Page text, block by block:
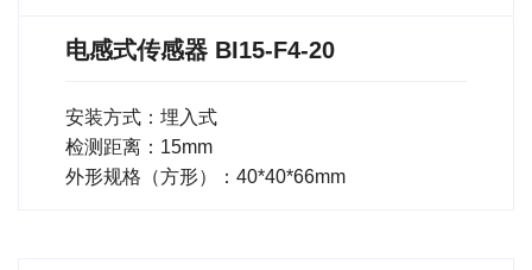
电感式传感器 BI15-F4-20
安装方式：埋入式
检测距离：15mm
外形规格（方形）：40*40*66mm